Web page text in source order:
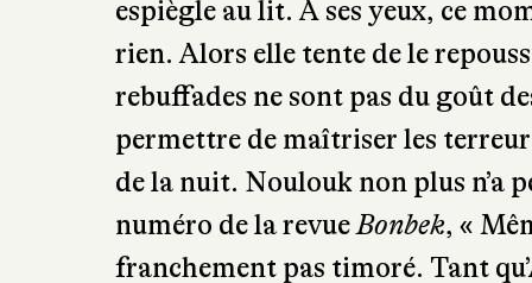
espiègle au lit. À ses yeux, ce
rien. Alors elle tente de le
rebuffades ne sont pas du goût
permettre de maîtriser les
de la nuit. Noulouk non plus n’a
numéro de la revueBonbek, «
franchement pas timoré. Tant